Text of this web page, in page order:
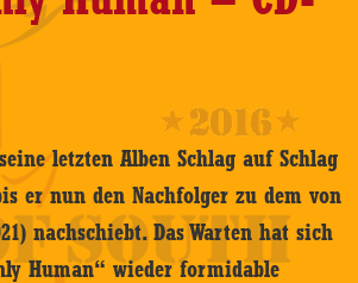
letzten Alben Schlag auf Schlag
er nun den Nachfolger zu dem von
nachschiebt. Das Warten hat sich
Human“ wieder formidable